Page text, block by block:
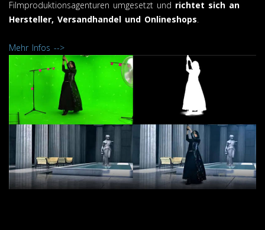
Filmproduktionsagenturen umgesetzt und richtet sich an
Hersteller, Versandhandel und Onlineshops
Mehr Infos -->